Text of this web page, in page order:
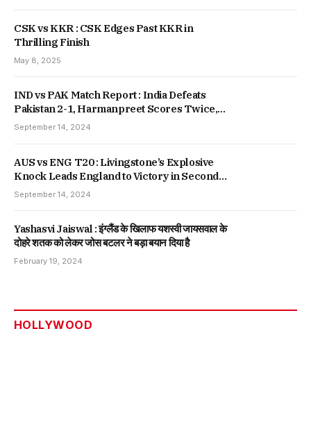
CSK vs KKR : CSK Edges Past KKR in
Thrilling Finish
May 8, 2025
IND vs PAK Match Report : India Defeats
Pakistan 2-1, Harmanpreet Scores Twice,
Secures Fifth Consecutive Win
September 14, 2024
AUS vs ENG T20 : Livingstone’s Explosive
Knock Leads England to Victory in Second
T20, Series Tied
September 14, 2024
Yashasvi Jaiswal : इंग्लैंड के खिलाफ यशस्वी जायसवाल के
दोहरे शतक को लेकर जोस बटलर ने बड़ा बयान दिया है
February 19, 2024
HOLLYWOOD